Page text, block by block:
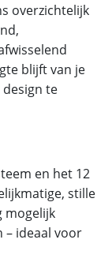
overzichtelijk
blijft van je
te
en het 12
stille
mogelijk
ideaal voor